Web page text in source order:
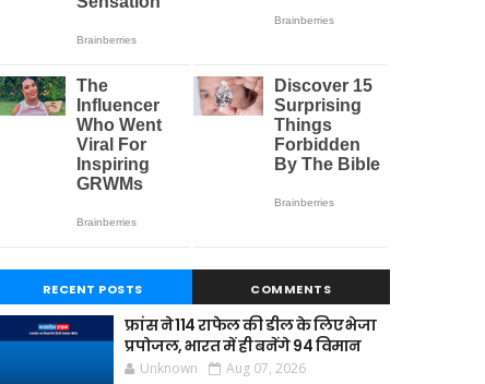
RECENT POSTS COMMENTS
फ्रांस ने 114 राफेल की डील के लिए भेजा
प्रपोजल, भारत में ही बनेंगे 94 विमान
Unknown Aug 07, 2026